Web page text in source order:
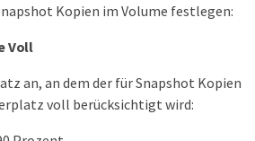
Kopien im Volume festlegen:
Voll
an, an dem der für Snapshot Kopien
voll berücksichtigt wird: